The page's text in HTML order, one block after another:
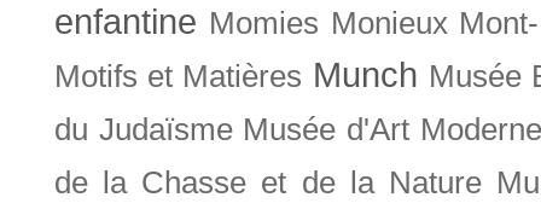
enfantine Momies Monieux
Motifs et Matières Munch Musée
du Judaïsme Musée d'Art
de la Chasse et de la Nature